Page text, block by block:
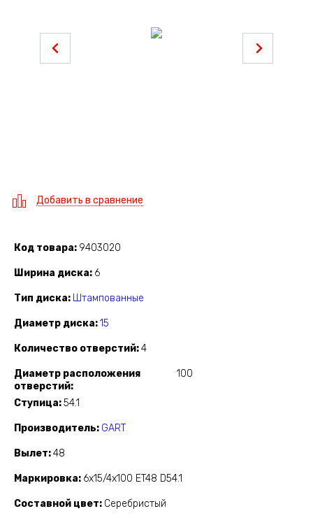
Добавить в сравнение
Код товара 9403020
Ширина диска 6
Тип диска Штампованные
Диаметр диска 15
Количество отверстий 4
Диаметр расположения
отверстий
100
Ступица 54.1
Производитель GART
Вылет 48
Маркировка 6x15/4x100 ET48 D54.1
Составной цвет Серебристый